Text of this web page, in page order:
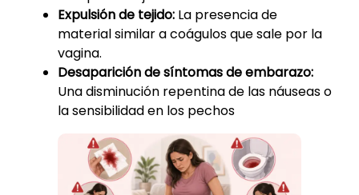
Expulsión de tejido: La presencia de
material similar a coágulos que sale por la
vagina.
Desaparición de síntomas de embarazo:
Una disminución repentina de las náuseas o
la sensibilidad en los pechos